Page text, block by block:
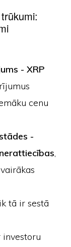
- XRP
cenu
-
,
tā ir sestā